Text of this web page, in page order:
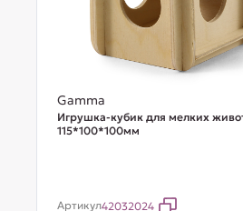
Gamma
Игрушка-кубик для мелких
115*100*100мм
Артикул42032024